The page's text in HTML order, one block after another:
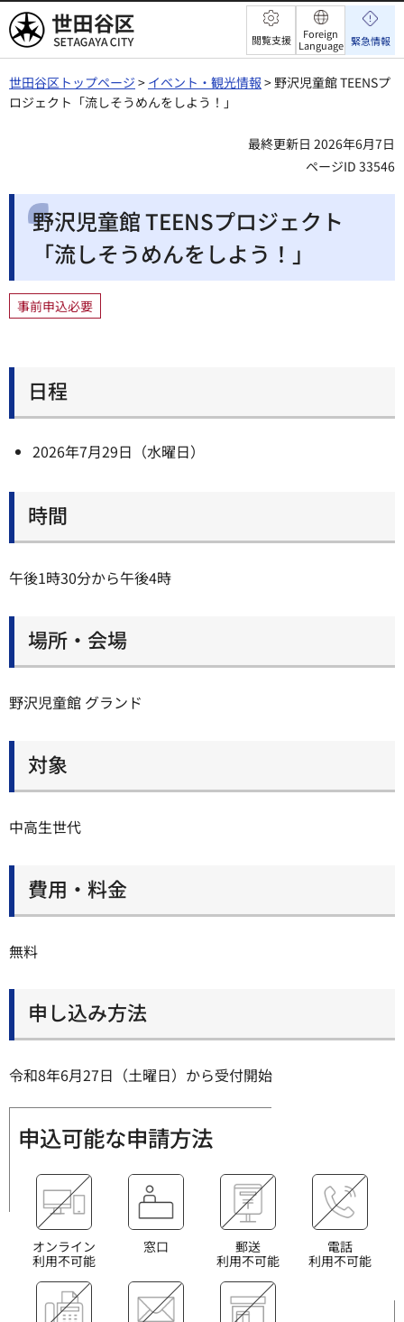
世田谷区 閲覧支援
Foreign
Language 緊急情報
世田谷区トップページ > イベント・観光情報 > 野沢児童館 TEENSプ
ロジェクト「流しそうめんをしよう！」
最終更新日 2026年6月7日
ページID 33546
野沢児童館 TEENSプロジェクト
「流しそうめんをしよう！」
事前申込必要
日程
2026年7月29日（水曜日）
時間
午後1時30分から午後4時
場所・会場
野沢児童館 グランド
対象
中高生世代
費用・料金
無料
申し込み方法
令和8年6月27日（土曜日）から受付開始
申込可能な申請方法
オンライン
利用不可能
窓口
郵送
利用不可能
電話
利用不可能